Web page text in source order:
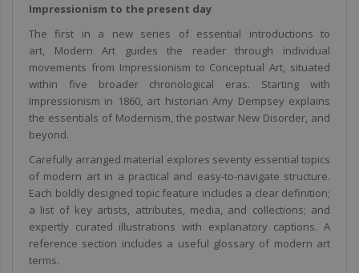
Impressionism to the present day
The first in a new series of essential introductions to
art, Modern Art guides the reader through individual
movements from Impressionism to Conceptual Art, situated
within five broader chronological eras. Starting with
Impressionism in 1860, art historian Amy Dempsey explains
the essentials of Modernism, the postwar New Disorder, and
beyond.
Carefully arranged material explores seventy essential topics
of modern art in a practical and easy-to-navigate structure.
Each boldly designed topic feature includes a clear definition;
a list of key artists, attributes, media, and collections; and
expertly curated illustrations with explanatory captions. A
reference section includes a useful glossary of modern art
terms.